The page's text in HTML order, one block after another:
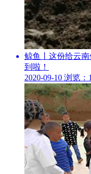
鲸鱼丨这份给云
到啦！
2020-09-10 浏览：